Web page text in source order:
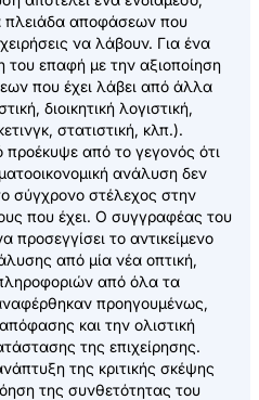
πλειάδα αποφάσεων που
να λάβουν. Για ένα
του επαφή με την αξιοποίηση
που έχει λάβει από άλλα
διοικητική λογιστική,
στατιστική, κλπ.).
προέκυψε από το γεγονός ότι
ανάλυση δεν
σύγχρονο στέλεχος στην
που έχει. Ο συγγραφέας του
προσεγγίσει το αντικείμενο
από μία νέα οπτική,
από όλα τα
προηγουμένως,
και την ολιστική
της επιχείρησης.
της κριτικής σκέψης
της συνθετότητας του